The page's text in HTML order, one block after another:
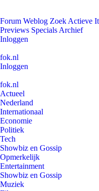
Forum Weblog Zoek Actieve
Previews Specials Archief
Inloggen
fok.nl
Inloggen
fok.nl
Actueel
Nederland
Internationaal
Economie
Politiek
Tech
Showbiz en Gossip
Opmerkelijk
Entertainment
Showbiz en Gossip
Muziek